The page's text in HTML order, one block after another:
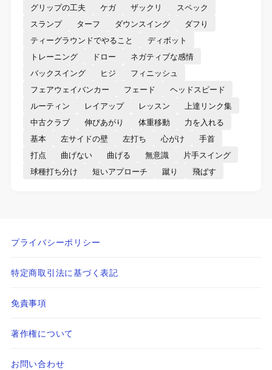
グリップの工夫
ケガ ザックリ
スペック
スランプ
ターフ ダウンスイング
ダフり
ティーグラウンドでやること
ディボット
トレーニング
ドロー
ネガティブな感情
バックスイング
ヒジ
フィニッシュ
フェアウェイバンカー
フェード
ヘッドスピード
ルーティン
レイアップ レッスン
上達リンク集
中古クラブ
伸びあがり 体重移動
力を入れる
基本
左サイドの壁 左打ち 心がけ
手首
打点
曲げない 曲げる 無意識
片手スイング
球種打ち分け
短いアプローチ 蹴り 飛ばす
プライバシーポリシー
特定商取引法に基づく表記
免責事項
著作権について
お問い合わせ